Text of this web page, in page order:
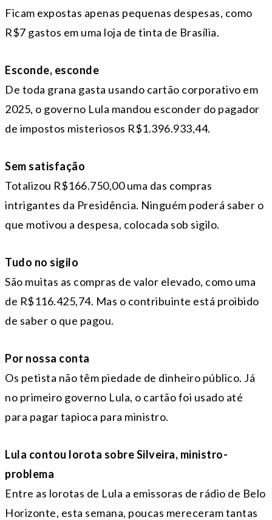
Ficam expostas apenas pequenas despesas, como
R$7 gastos em uma loja de tinta de Brasília.
Esconde, esconde
De toda grana gasta usando cartão corporativo em
2025, o governo Lula mandou esconder do pagador
de impostos misteriosos R$1.396.933,44.
Sem satisfação
Totalizou R$166.750,00 uma das compras
intrigantes da Presidência. Ninguém poderá saber o
que motivou a despesa, colocada sob sigilo.
Tudo no sigilo
São muitas as compras de valor elevado, como uma
de R$116.425,74. Mas o contribuinte está proibido
de saber o que pagou.
Por nossa conta
Os petista não têm piedade de dinheiro público. Já
no primeiro governo Lula, o cartão foi usado até
para pagar tapioca para ministro.
Lula contou lorota sobre Silveira, ministro-
problema
Entre as lorotas de Lula a emissoras de rádio de Belo
Horizonte, esta semana, poucas mereceram tantas